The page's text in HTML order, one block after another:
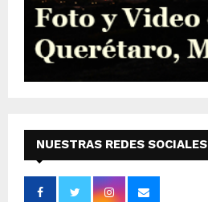
NUESTRAS REDES SOCIALES